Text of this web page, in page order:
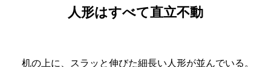
人形はすべて直立不動
机の上に、スラッと伸びた細長い人形が並んでいる。